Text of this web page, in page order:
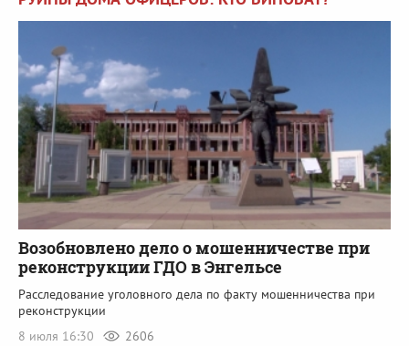
Возобновлено дело о мошенничестве при
реконструкции ГДО в Энгельсе
Расследование уголовного дела по факту мошенничества при
реконструкции
8 июля 16:30
2606